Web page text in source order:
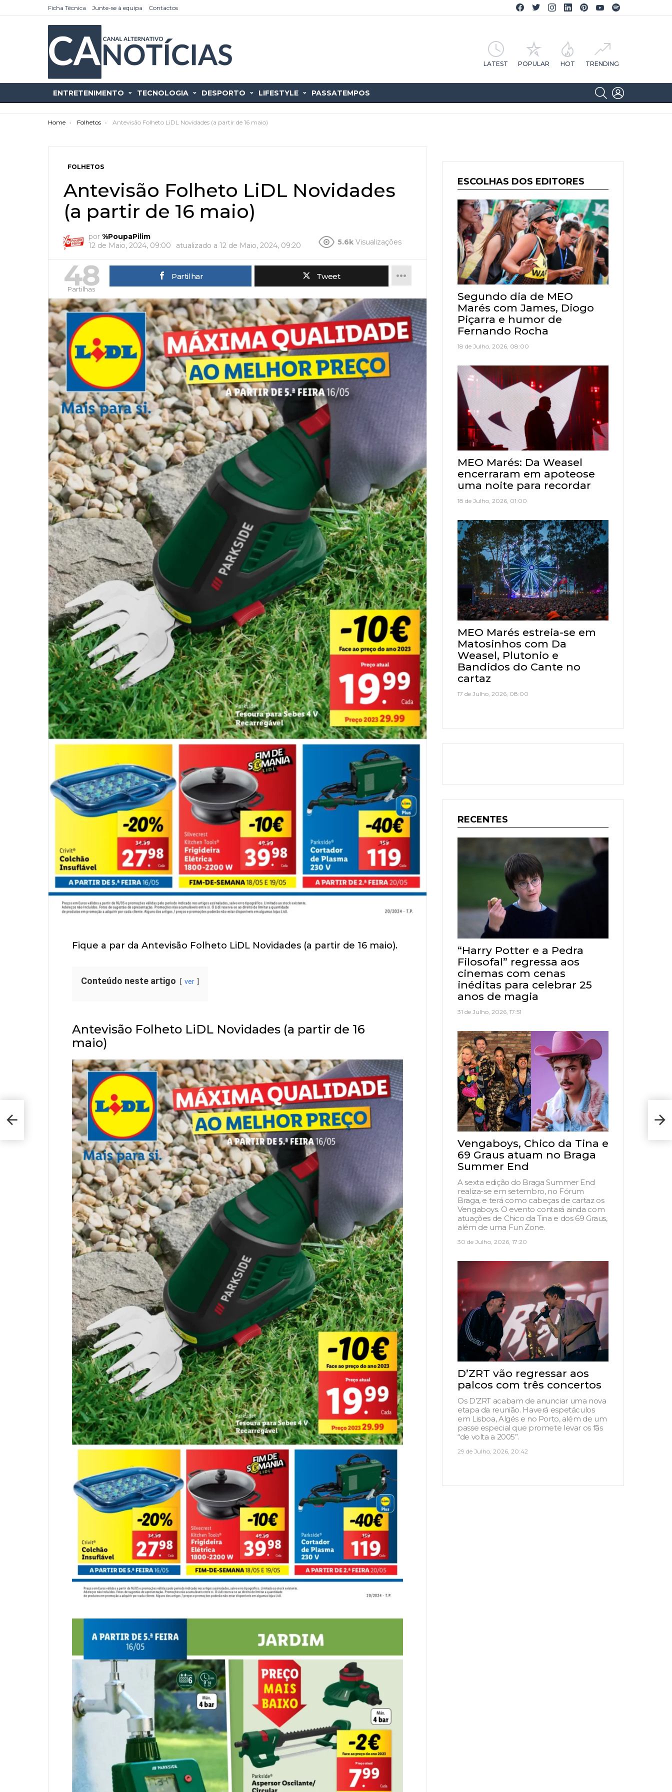
Ficha Técnica Junte-se à equipa Contactos
Facebook CA Notícias
Twitter CA Notícias
Instagram CA Notícias
Linkedin CA Notícias
Pinterest CA Notícias
YouTube CA Notícias
LATEST POPULAR HOT TRENDING
ENTRETENIMENTO TECNOLOGIA DESPORTO LIFESTYLE PASSATEMPOS
SEARCH
You are here:
Home Folhetos Antevisão Folheto LiDL Novidades (a partir de 16 maio)
FOLHETOS
Antevisão Folheto LiDL Novidades
(a partir de 16 maio)
por %PoupaPilim
12 de Maio, 2024, 09:00
atualizado a 12 de Maio, 2024, 09:20 5.6k Visualizações
48
Partilhas
Partilhar Tweet
Fique a par da Antevisão Folheto LiDL Novidades (a partir de 16 maio).
Conteúdo neste artigo ver
Antevisão Folheto LiDL Novidades (a partir de 16
maio)
de
|
ESCOLHAS DOS EDITORES
Segundo dia de MEO
Marés com James, Diogo
Piçarra e humor de
Fernando Rocha
18 de Julho, 2026, 08:00
MEO Marés: Da Weasel
encerraram em apoteose
uma noite para recordar
18 de Julho, 2026, 01:00
MEO Marés estreia-se em
Matosinhos com Da
Weasel, Plutonio e
Bandidos do Cante no
cartaz
17 de Julho, 2026, 08:00
RECENTES
“Harry Potter e a Pedra
Filosofal” regressa aos
cinemas com cenas
inéditas para celebrar 25
anos de magia
31 de Julho, 2026, 17:51
Vengaboys, Chico da Tina e
69 Graus atuam no Braga
Summer End
A sexta edição do Braga Summer End
realiza-se em setembro, no Fórum
Braga, e terá como cabeças de cartaz os
Vengaboys. O evento contará ainda com
atuações de Chico da Tina e dos 69 Graus,
além de uma Fun Zone.
30 de Julho, 2026, 17:20
D’ZRT vão regressar aos
palcos com três concertos
Os D’ZRT acabam de anunciar uma nova
etapa da reunião. Haverá espetáculos
em Lisboa, Algés e no Porto, além de um
passe especial que promete levar os fãs
“de volta a 2005”.
29 de Julho, 2026, 20:42